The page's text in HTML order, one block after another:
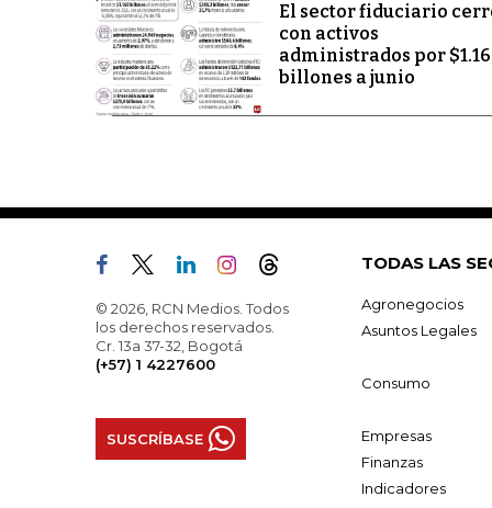
El sector fiduciario
con activos
administrados por
billones a junio
© 2026, RCN Medios. Todos
los derechos reservados.
Cr. 13a 37-32, Bogotá
(+57) 1 4227600
SUSCRÍBASE
TODAS LAS
Agronegocios
Asuntos Legales
Consumo
Empresas
Finanzas
Indicadores